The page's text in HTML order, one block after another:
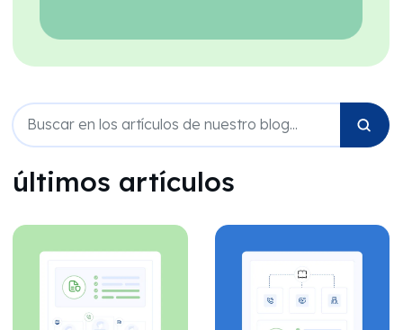
últimos artículos